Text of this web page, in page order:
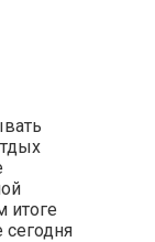
итоге